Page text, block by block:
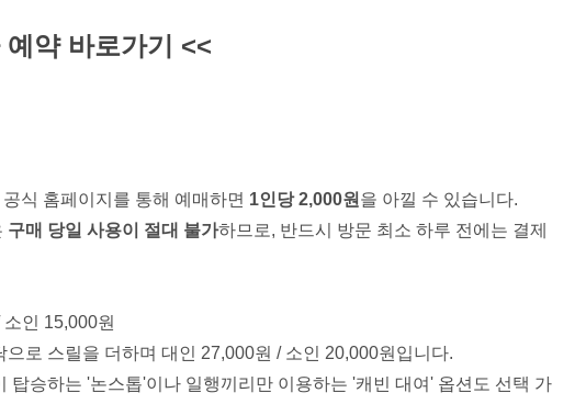
약 바로가기 <<
공식 홈페이지를 통해 예매하면 1인당 2,000원 을 아낄 수 있습니다.
구매 당일 사용이 절대 불가하므로, 반드시 방문 최소 하루 전에는 결제
인 15,000원
으로 스릴을 더하며 대인 27,000원 / 소인 20,000원입니다.
탑승하는 '논스톱'이나 일행끼리만 이용하는 '캐빈 대여' 옵션도 선택 가